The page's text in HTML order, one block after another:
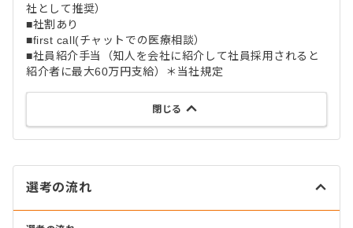
社として推奨）
■社割あり
■first call(チャットでの医療相談）
■社員紹介手当（知人を会社に紹介して社員採用されると
紹介者に最大60万円支給）＊当社規定
閉じる
選考の流れ